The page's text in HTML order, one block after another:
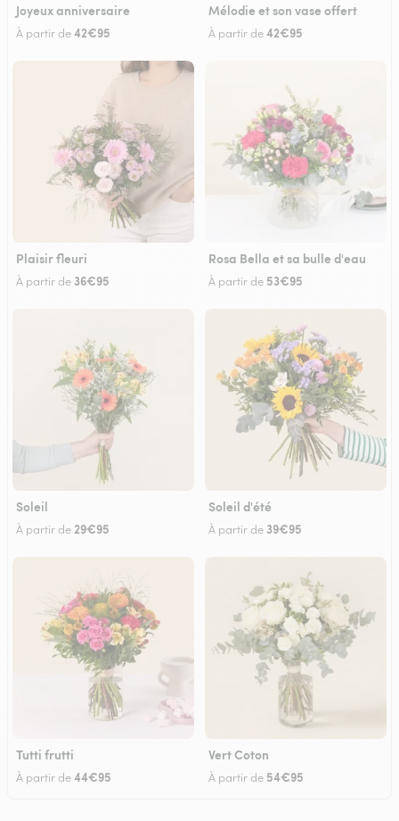
Joyeux anniversaire
À partir de42€95
Mélodie et son vase offert
À partir de42€95
Plaisir fleuri
À partir de 36€95
Rosa Bella et sa bulle d'eau
À partir de 53€95
Soleil
À partir de 29€95
Soleil d'été
À partir de 39€95
Tutti frutti
À partir de44€95
Vert Coton
À partir de 54€95